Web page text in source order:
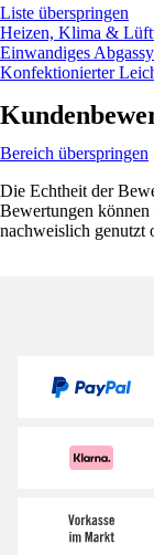
Liste überspringen
Heizen, Klima &
Einwandiges
Konfektionierter
Bereich überspringen
Die Echtheit der
Bewertungen
nachweislich genutzt